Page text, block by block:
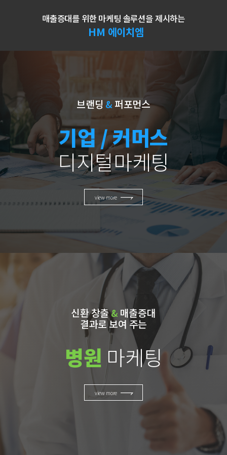
매출증대를 위한 마케팅 솔루션을 제시하는
HM 에이치엠
브랜딩 &퍼포먼스
기업 / 커머스
디지털마케팅
view more
신환 창출& 매출증대
결과로 보여 주는
병원 마케팅
view more